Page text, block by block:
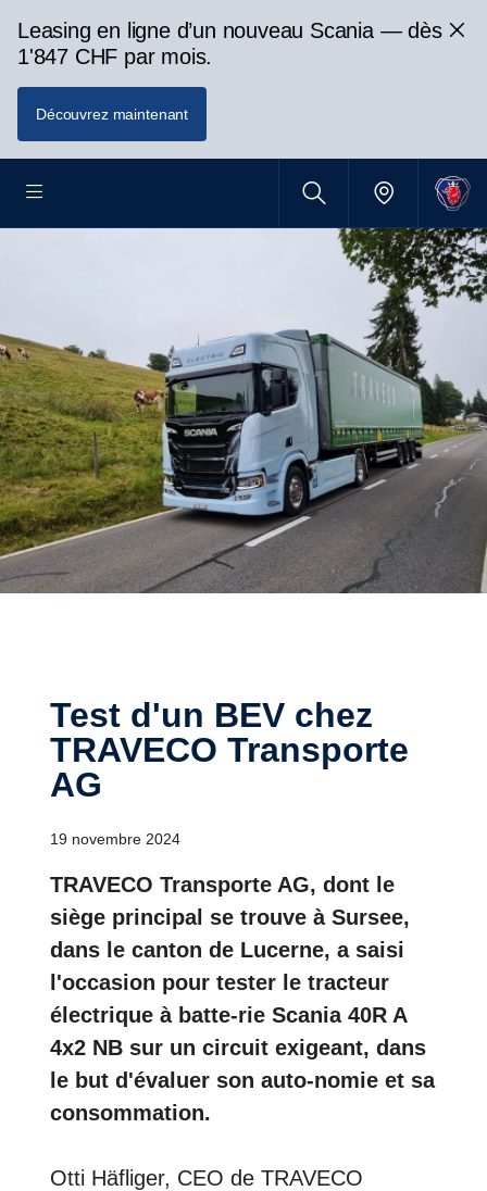
Leasing en ligne d’un nouveau Scania — dès
1'847 CHF par mois.
Découvrez maintenant
Test d'un BEV chez
TRAVECO Transporte
AG
19 novembre 2024
TRAVECO Transporte AG, dont le
siège principal se trouve à Sursee,
dans le canton de Lucerne, a saisi
l'occasion pour tester le tracteur
électrique à batte-rie Scania 40R A
4x2 NB sur un circuit exigeant, dans
le but d'évaluer son auto-nomie et sa
consommation.
Otti Häfliger, CEO de TRAVECO